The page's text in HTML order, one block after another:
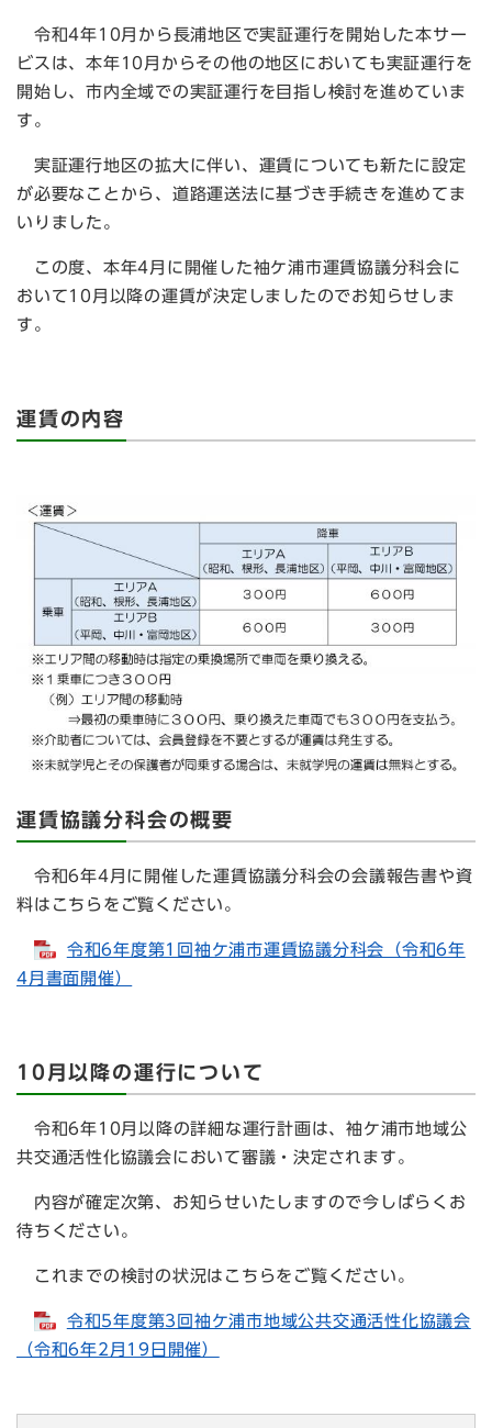
令和4年10月から長浦地区で実証運行を開始した本サー
ビスは、本年10月からその他の地区においても実証運行を
開始し、市内全域での実証運行を目指し検討を進めていま
す。
実証運行地区の拡大に伴い、運賃についても新たに設定
が必要なことから、道路運送法に基づき手続きを進めてま
いりました。
この度、本年4月に開催した袖ケ浦市運賃協議分科会に
おいて10月以降の運賃が決定しましたのでお知らせしま
す。
運賃の内容
運賃協議分科会の概要
令和6年4月に開催した運賃協議分科会の会議報告書や資
料はこちらをご覧ください。
令和6年度第1回袖ケ浦市運賃協議分科会（令和6年
4月書面開催）
10月以降の運行について
令和6年10月以降の詳細な運行計画は、袖ケ浦市地域公
共交通活性化協議会において審議・決定されます。
内容が確定次第、お知らせいたしますので今しばらくお
待ちください。
これまでの検討の状況はこちらをご覧ください。
令和5年度第3回袖ケ浦市地域公共交通活性化協議会
（令和6年2月19日開催）